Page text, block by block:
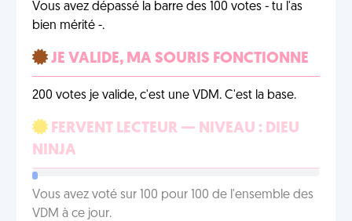
Vous avez dépassé la barre des 100 votes - tu l'as
bien mérité -.
JE VALIDE, MA SOURIS FONCTIONNE
200 votes je valide, c'est une VDM. C'est la base.
FERVENT LECTEUR — NIVEAU : DIEU
NINJA
Vous avez voté sur 100 pour 100 de l'ensemble des
VDM à ce jour.